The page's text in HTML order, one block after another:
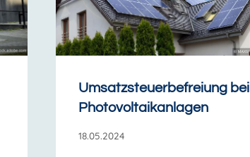
Umsatzsteuerbefreiung bei
Photovoltaikanlagen
18.05.2024